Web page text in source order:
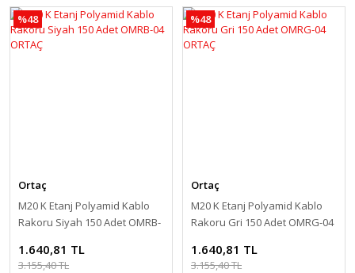
%48
Ortaç
M20 K Etanj Polyamid Kablo
Rakoru Siyah 150 Adet OMRB-
1.640,81 TL
3.155,40 TL
%48
Ortaç
M20 K Etanj Polyamid Kablo
Rakoru Gri 150 Adet OMRG-04
1.640,81 TL
3.155,40 TL